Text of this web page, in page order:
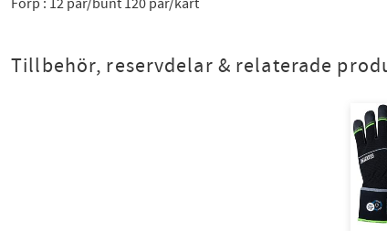
Tillbehör, reservdelar & relaterade